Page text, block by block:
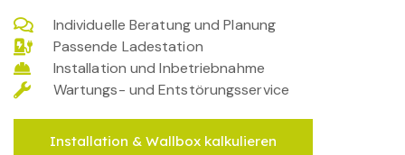
Individuelle Beratung und Planung
Passende Ladestation
Installation und Inbetriebnahme
Wartungs- und Entstörungsservice
Installation & Wallbox kalkulieren